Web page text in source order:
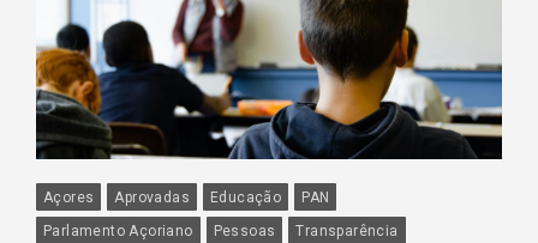
Açores Aprovadas Educação
PAN
Parlamento Açoriano
Pessoas Transparência